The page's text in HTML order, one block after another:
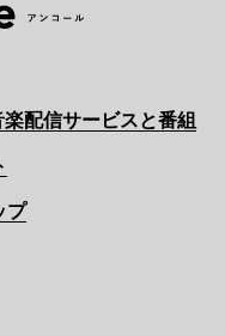
配信サービスと番組
プ